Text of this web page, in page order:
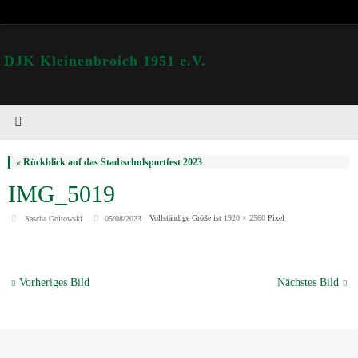
DJK Kleinenbroich 1951 e.V.
« Rückblick auf das Stadtschulsportfest 2023
IMG_5019
Sascha Goitowski 05/08/2023 Vollständige Größe ist 1920 × 2560 Pixel
Vorheriges Bild Nächstes Bild